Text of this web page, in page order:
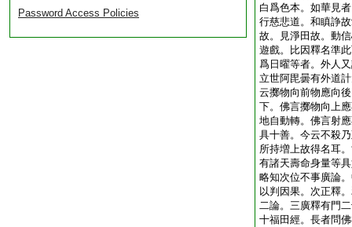
Password Access Policies
白爲色本。如華見
行慈悲道。和瞋諍
故。見淨田故。動
遊戲。比因釋名準
爲日曜等者。外人
立世阿毘曇有外道
云擲物向前物應向
下。佛言擲物向上
地自動轉。佛言射
具十善。今云不殺
所持増上故得名耳
有諸天壽命身量等
略知次位不事廣論
以判因果。次正釋
二論。三廣釋有門
十福田經。長者問